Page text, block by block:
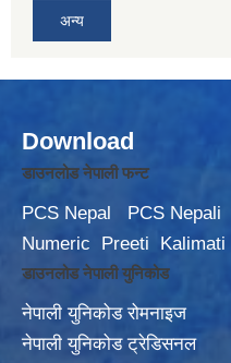
अन्य
Download
डाउनलोड नेपाली फन्ट
PCS Nepal PCS Nepali
Numeric
Preeti Kalimati
डाउनलोड नेपाली युनिकोड
नेपाली युनिकोड रोमनाइज
नेपाली युनिकोड ट्रेडिसनल